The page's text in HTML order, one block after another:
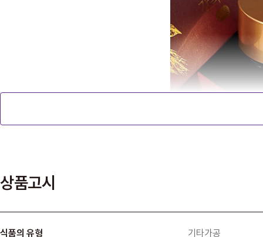
상품고시
식품의 유형 기타가공